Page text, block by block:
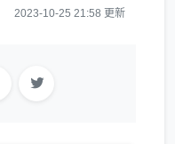
2023-10-25 21:58 更新